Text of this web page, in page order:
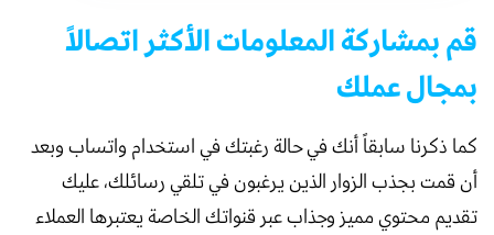
قم بمشاركة المعلومات الأكثر اتصالاً
بمجال عملك
كما ذكرنا سابقاً أنك في حالة رغبتك في استخدام واتساب وبعد
أن قمت بجذب الزوار الذين يرغبون في تلقي رسائلك، عليك
تقديم محتوي مميز وجذاب عبر قنواتك الخاصة يعتبرها العملاء